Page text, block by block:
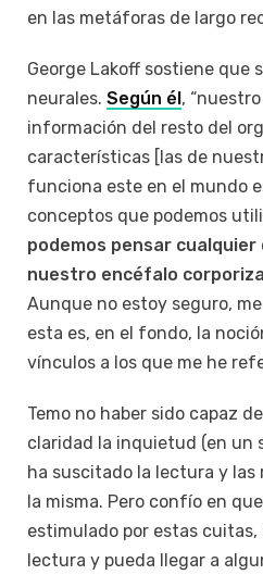
en las metáforas de largo
George Lakoff sostiene que
neurales. Según él,
información del resto del
características [las de
funciona este en el mundo
conceptos que podemos
podemos pensar cualquier
nuestro encéfalo
Aunque no estoy seguro,
esta es, en el fondo, la
vínculos a los que me he
Temo no haber sido capaz
claridad la inquietud (en un
ha suscitado la lectura y las
la misma. Pero confío en
estimulado por estas cuitas,
lectura y pueda llegar a